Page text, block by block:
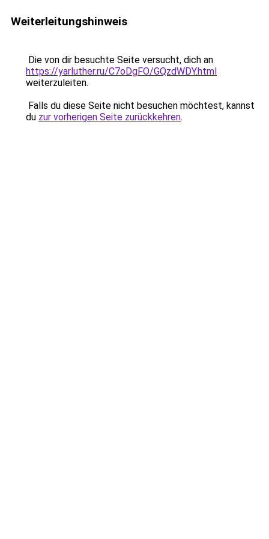
Weiterleitungshinweis
Die von dir besuchte Seite versucht, dich an
https://yarluther.ru/C7oDgFO/GQzdWDY.html
weiterzuleiten.
Falls du diese Seite nicht besuchen möchtest, kannst
du zur vorherigen Seite zurückkehren.